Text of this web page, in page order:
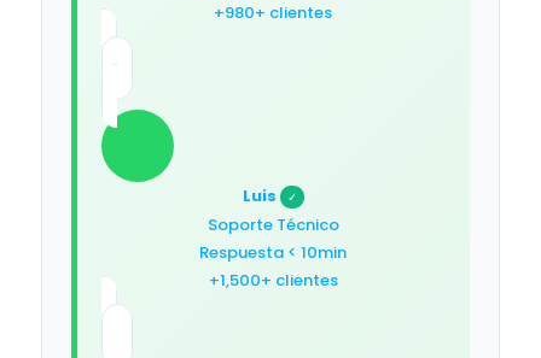
+980+ clientes
Luis ✓
Soporte Técnico
Respuesta < 10min
+1,500+ clientes